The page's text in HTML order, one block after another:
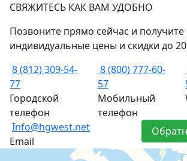
СВЯЖИТЕСЬ КАК ВАМ УДОБНО
Позвоните прямо сейчас и получите
индивидуальные цены и скидки до
8 (812) 309-54-
77
Городской
телефон
8 (800) 777-60-
57
Мобильный
телефон
Info@hgwest.net
Email